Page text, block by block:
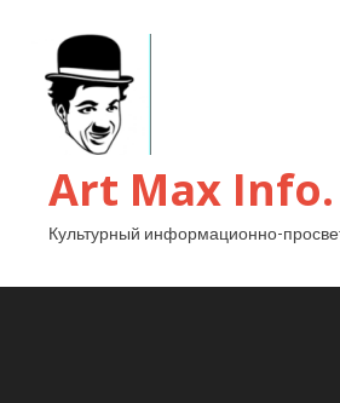
Art Max Info.
Культурный информационно-